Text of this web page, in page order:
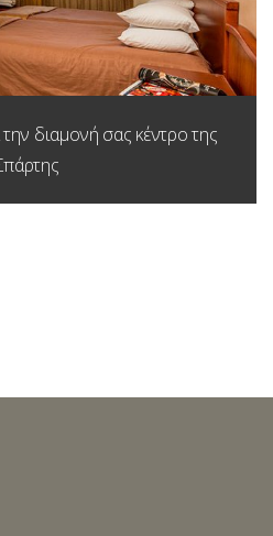
την διαμονή σας κέντρο της